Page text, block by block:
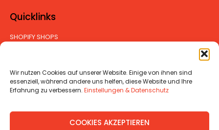
Wir nutzen Cookies auf unserer Website. Einige von ihnen sind
essenziell, während andere uns helfen, diese Website und Ihre
Erfahrung zu verbessern. Einstellungen & Datenschutz
COOKIES AKZEPTIEREN
Quicklinks
SHOPIFY SHOPS
CONTENT HUB
BLOG
KONTAKT